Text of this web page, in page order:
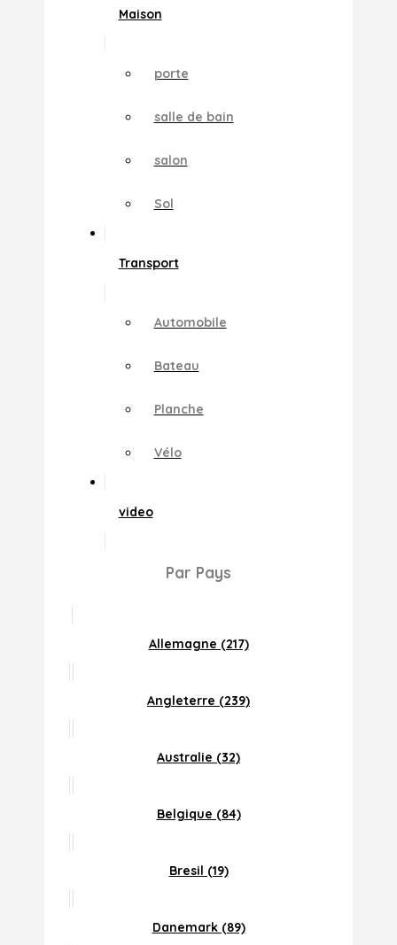
Maison
porte
salle de bain
salon
Sol
Transport
Automobile
Bateau
Planche
Vélo
video
Par Pays
Allemagne (217)
Angleterre (239)
Australie (32)
Belgique (84)
Bresil (19)
Danemark (89)